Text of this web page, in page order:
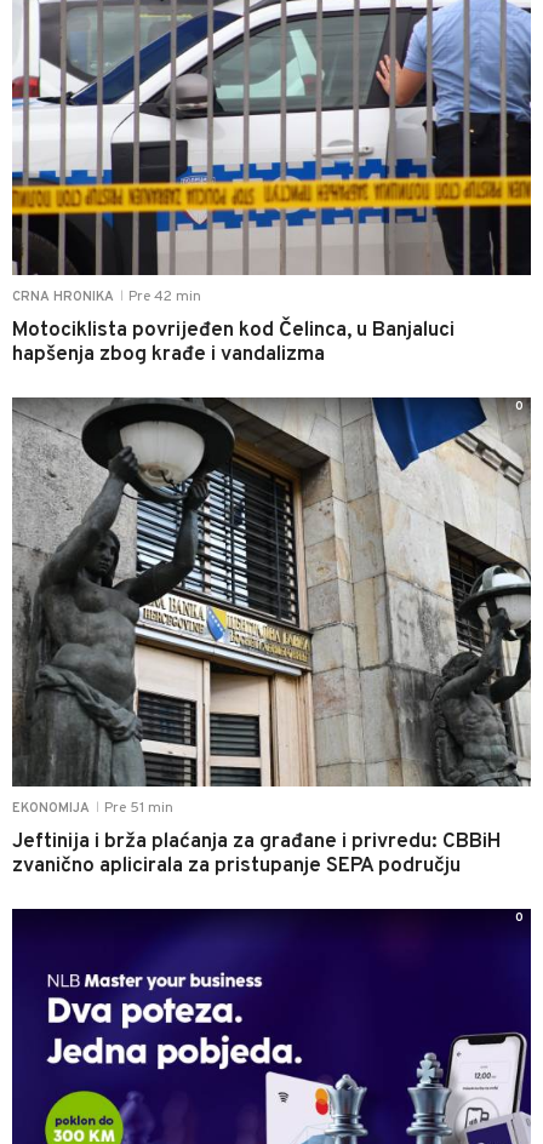
CRNA HRONIKA Pre 42 min
Motociklista povrijeđen kod Čelinca, u Banjaluci
hapšenja zbog krađe i vandalizma
EKONOMIJA Pre 51 min
Jeftinija i brža plaćanja za građane i privredu: CBBiH
zvanično aplicirala za pristupanje SEPA području
0
0